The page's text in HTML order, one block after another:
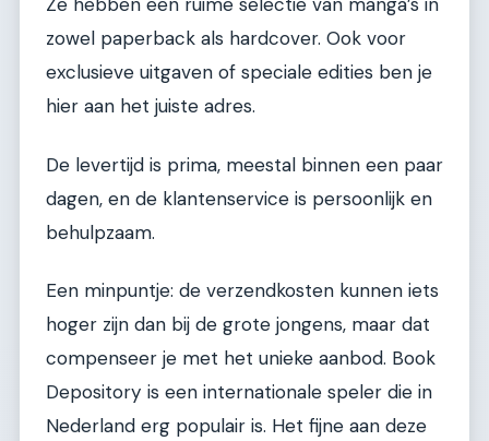
zowel paperback als hardcover. Ook voor
exclusieve uitgaven of speciale edities ben je
hier aan het juiste adres.
De levertijd is prima, meestal binnen een paar
dagen, en de klantenservice is persoonlijk en
behulpzaam.
Een minpuntje: de verzendkosten kunnen iets
hoger zijn dan bij de grote jongens, maar dat
compenseer je met het unieke aanbod. Book
Depository is een internationale speler die in
Nederland erg populair is. Het fijne aan deze